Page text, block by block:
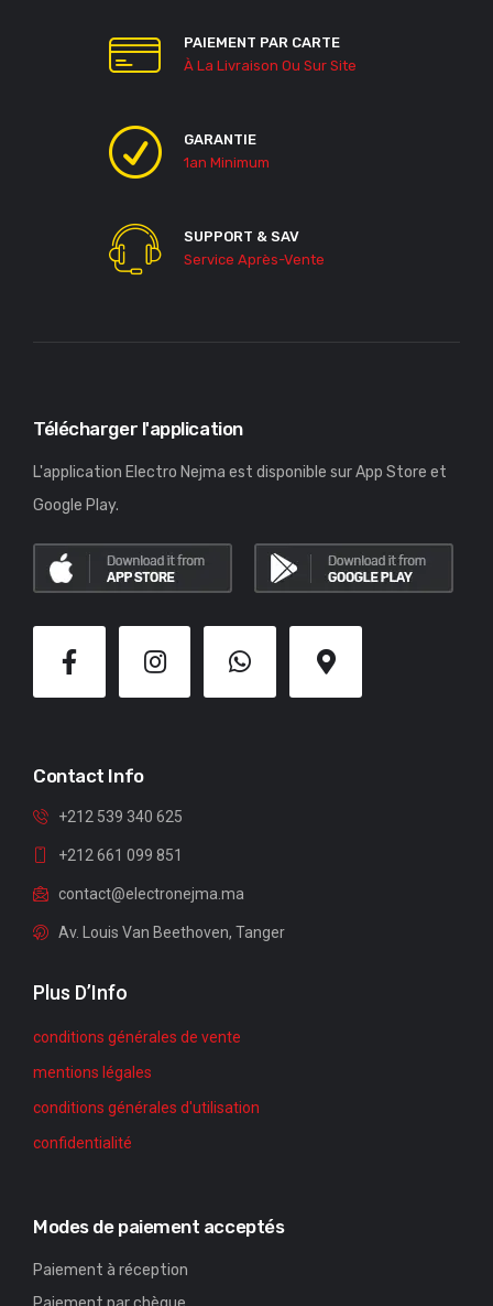
PAIEMENT PAR CARTE
À La Livraison Ou Sur Site
GARANTIE
1an Minimum
SUPPORT & SAV
Service Après-Vente
Télécharger l'application
L'application Electro Nejma est disponible sur App Store et
Google Play.
Contact Info
+212 539 340 625
+212 661 099 851
contact@electronejma.ma
Av. Louis Van Beethoven, Tanger
Plus D’Info
conditions générales de vente
mentions légales
conditions générales d'utilisation
confidentialité
Modes de paiement acceptés
Paiement à réception